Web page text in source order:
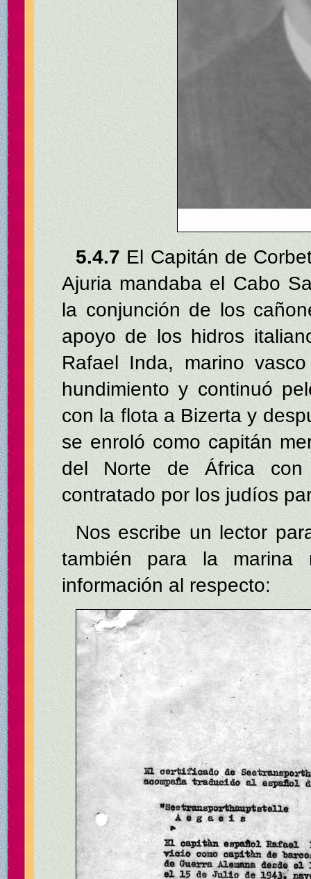
5.4.7 El Capitán de
Ajuria mandaba el Cabo
la conjunción de los
apoyo de los hidros
Rafael Inda, marino
hundimiento y continuó
con la flota a Bizerta y
se enroló como capitán
del Norte de África con
contratado por los judíos
Nos escribe un lector
también para la marina
información al respecto: